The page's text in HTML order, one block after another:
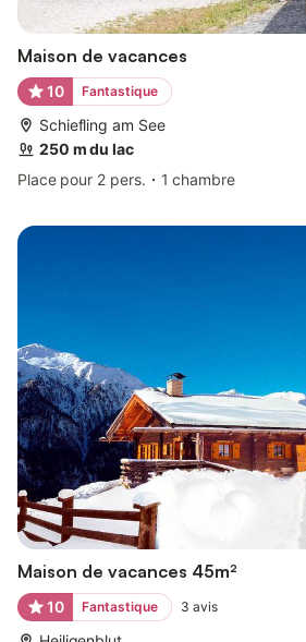
Maison de vacances
10 Fantastique
Schiefling am See
250 m du lac
Place pour 2 pers.
1 chambre
Maison de vacances 45m²
10 Fantastique 3 avis